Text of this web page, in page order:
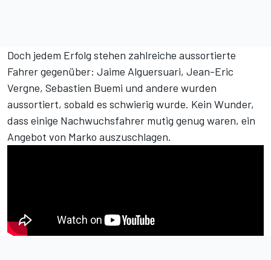
Doch jedem Erfolg stehen zahlreiche aussortierte
Fahrer gegenüber: Jaime Alguersuari, Jean-Eric
Vergne, Sebastien Buemi und andere wurden
aussortiert, sobald es schwierig wurde. Kein Wunder,
dass einige Nachwuchsfahrer mutig genug waren, ein
Angebot von Marko auszuschlagen.